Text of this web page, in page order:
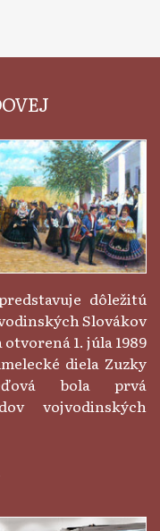
dôležitú
Slovákov
1. júla 1989
diela Zuzky
bola prvá
vojvodinských